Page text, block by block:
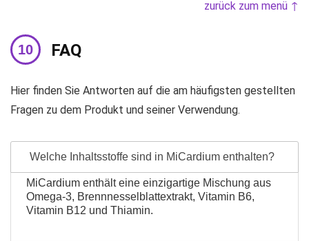
zurück zum menü ↑
FAQ
Hier finden Sie Antworten auf die am häufigsten gestellten
Fragen zu dem Produkt und seiner Verwendung.
Welche Inhaltsstoffe sind in MiCardium enthalten?
MiCardium enthält eine einzigartige Mischung aus
Omega-3, Brennnesselblattextrakt, Vitamin B6,
Vitamin B12 und Thiamin.